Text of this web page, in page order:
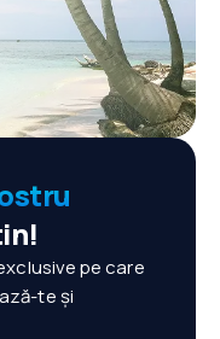
pe care
te și